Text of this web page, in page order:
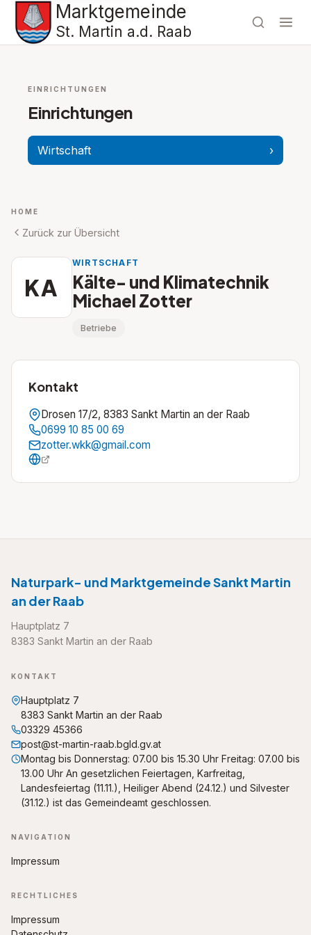
Marktgemeinde
St. Martin a.d. Raab
EINRICHTUNGEN
Einrichtungen
Wirtschaft ›
HOME
Zurück zur Übersicht
KA
WIRTSCHAFT
Kälte- und Klimatechnik
Michael Zotter
Betriebe
Kontakt
Drosen 17/2, 8383 Sankt Martin an der Raab
0699 10 85 00 69
zotter.wkk@gmail.com
Naturpark- und Marktgemeinde Sankt Martin
an der Raab
Hauptplatz 7
8383 Sankt Martin an der Raab
KONTAKT
Hauptplatz 7
8383 Sankt Martin an der Raab
03329 45366
post@st-martin-raab.bgld.gv.at
Montag bis Donnerstag: 07.00 bis 15.30 Uhr Freitag: 07.00 bis
13.00 Uhr An gesetzlichen Feiertagen, Karfreitag,
Landesfeiertag (11.11.), Heiliger Abend (24.12.) und Silvester
(31.12.) ist das Gemeindeamt geschlossen.
NAVIGATION
Impressum
RECHTLICHES
Impressum